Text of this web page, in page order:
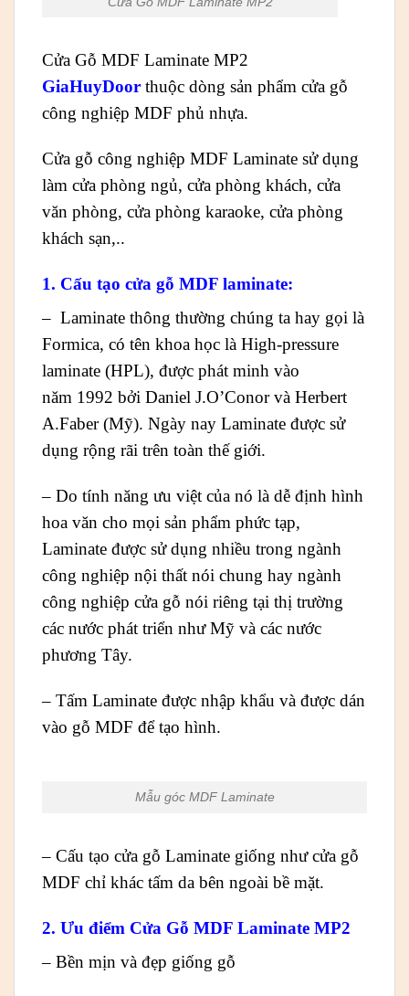
Cửa Gỗ MDF Laminate MP2
GiaHuyDoor thuộc dòng sản phẩm cửa gỗ
công nghiệp MDF phủ nhựa.
Cửa gỗ công nghiệp MDF Laminate sử dụng
làm cửa phòng ngủ, cửa phòng khách, cửa
văn phòng, cửa phòng karaoke, cửa phòng
khách sạn,..
1. Cấu tạo cửa gỗ MDF laminate:
– Laminate thông thường chúng ta hay gọi là
Formica, có tên khoa học là High-pressure
laminate (HPL), được phát minh vào
năm 1992 bởi Daniel J.O’Conor và Herbert
A.Faber (Mỹ). Ngày nay Laminate được sử
dụng rộng rãi trên toàn thế giới.
– Do tính năng ưu việt của nó là dễ định hình
hoa văn cho mọi sản phẩm phức tạp,
Laminate được sử dụng nhiều trong ngành
công nghiệp nội thất nói chung hay ngành
công nghiệp cửa gỗ nói riêng tại thị trường
các nước phát triển như Mỹ và các nước
phương Tây.
– Tấm Laminate được nhập khẩu và được dán
vào gỗ MDF để tạo hình.
Mẫu góc MDF Laminate
– Cấu tạo cửa gỗ Laminate giống như cửa gỗ
MDF chỉ khác tấm da bên ngoài bề mặt.
2. Ưu điểm Cửa Gỗ MDF Laminate MP2
– Bền mịn và đẹp giống gỗ